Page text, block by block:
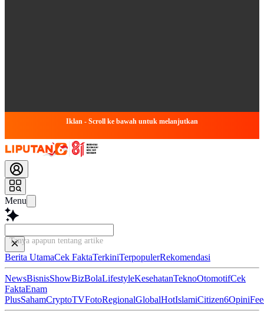
Iklan - Scroll ke bawah untuk melanjutkan
Menu
Tanya apapun tentang artikel ini...
Berita UtamaCek FaktaTerkiniTerpopulerRekomendasi
NewsBisnisShowBizBolaLifestyleKesehatanTeknoOtomotifCek
FaktaEnam
PlusSahamCryptoTVFotoRegionalGlobalHotIslamiCitizen6Opini